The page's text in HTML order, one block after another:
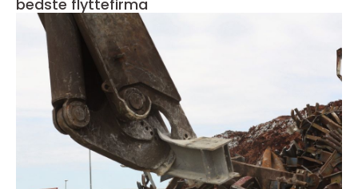
bedste flyttefirma